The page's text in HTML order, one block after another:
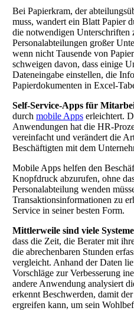
Bei Papierkram, der
muss, wandert ein Blatt Papier
die notwendigen Unterschriften
Personalabteilungen großer
wenn nicht Tausende von
schweigen davon, dass einige
Dateneingabe einstellen, die
Papierdokumenten in Excel-
Self-Service-Apps für
durch mobile Apps erleichtert.
Anwendungen hat die HR-
vereinfacht und verändert die
Beschäftigten mit dem
Mobile Apps helfen den
Knopfdruck abzurufen, ohne
Personalabteilung wenden
Transaktionsinformationen zu
Service in seiner besten Form.
Mittlerweile sind viele
dass die Zeit, die Berater mit
die abrechenbaren Stunden
vergleicht. Anhand der Daten
Vorschläge zur Verbesserung
andere Anwendung analysiert
erkennt Beschwerden, damit
ergreifen kann, um sein